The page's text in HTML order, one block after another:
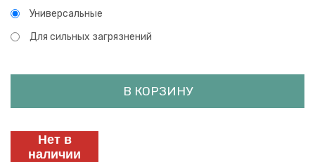
Универсальные
Для сильных загрязнений
В КОРЗИНУ
Нет в
наличии